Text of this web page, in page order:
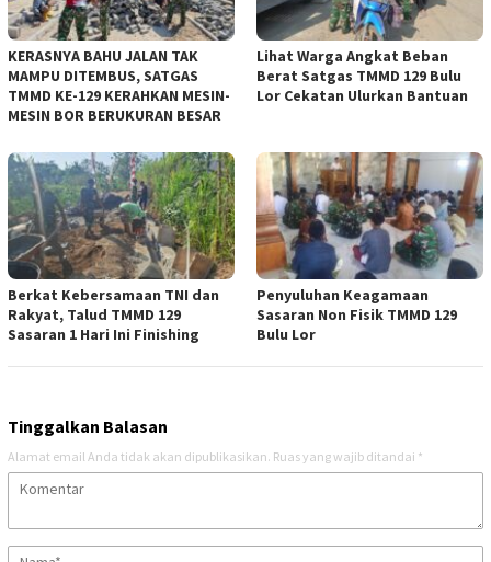
KERASNYA BAHU JALAN TAK
MAMPU DITEMBUS, SATGAS
TMMD KE-129 KERAHKAN MESIN-
MESIN BOR BERUKURAN BESAR
Lihat Warga Angkat Beban
Berat Satgas TMMD 129 Bulu
Lor Cekatan Ulurkan Bantuan
Berkat Kebersamaan TNI dan
Rakyat, Talud TMMD 129
Sasaran 1 Hari Ini Finishing
Penyuluhan Keagamaan
Sasaran Non Fisik TMMD 129
Bulu Lor
Tinggalkan Balasan
Alamat email Anda tidak akan dipublikasikan. Ruas yang wajib ditandai *